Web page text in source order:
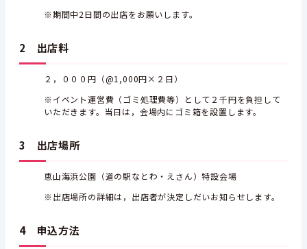
※期間中2日間の出店をお願いします。
2 出店料
２，０００円（@1,000円×２日）
※イベント運営費（ゴミ処理費等）として２千円を負担して
いただきます。当日は，会場内にゴミ箱を設置します。
3 出店場所
恵山海浜公園（道の駅なとわ・えさん）特設会場
※出店場所の詳細は，出店者が決定しだいお知らせします。
4 申込方法